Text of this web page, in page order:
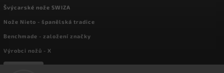
Švýcarské nože SWIZA
Nože Nieto - španělská tradice
Benchmade - založení značky
Výrobci nožů - X